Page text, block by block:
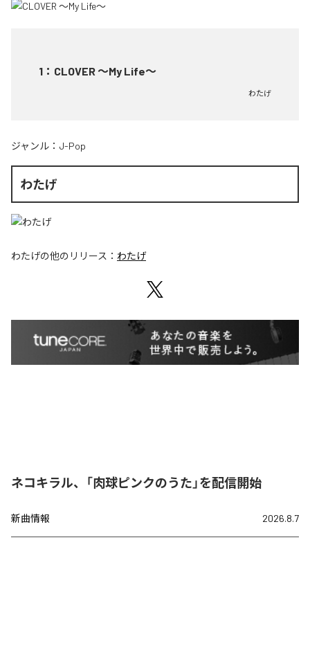
1 ： CLOVER ～My Life～
わたげ
ジャンル： J-Pop
わたげ
わたげの他のリリース： わたげ
ネコキラル、「肉球ピンクのうた」を配信開始
新曲情報 2026.8.7